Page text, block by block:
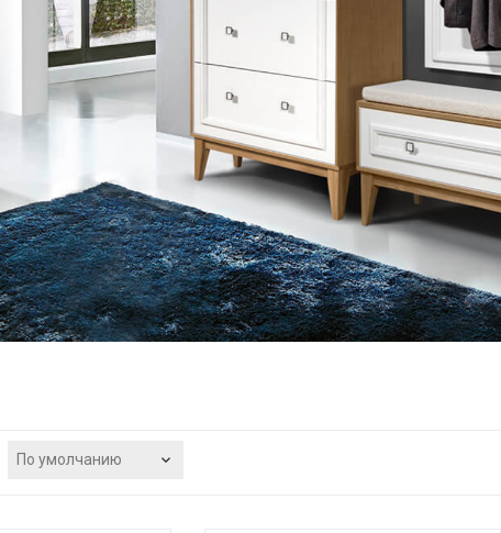
По умолчанию